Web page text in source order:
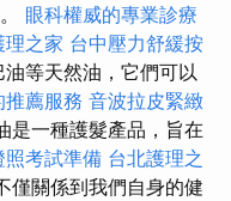
眼科權威的專業診療
理之家 台中壓力舒緩按
等天然油，它們可以
薦服務 音波拉皮緊緻
是一種護髮產品，旨在
照考試準備 台北護理之
僅關係到我們自身的健